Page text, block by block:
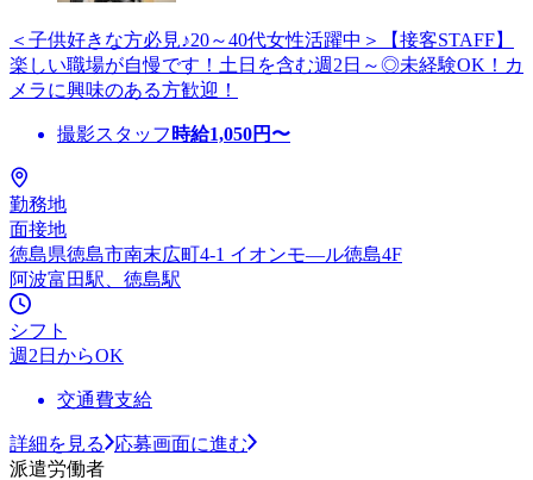
＜子供好きな方必見♪20～40代女性活躍中＞【接客STAFF】
楽しい職場が自慢です！土日を含む週2日～◎未経験OK！カ
メラに興味のある方歓迎！
撮影スタッフ 時給1,050円〜
勤務地
面接地
徳島県徳島市南末広町4-1 イオンモ—ル徳島4F
阿波富田駅、徳島駅
シフト
週2日からOK
交通費支給
詳細を見る
応募画面に進む
派遣労働者